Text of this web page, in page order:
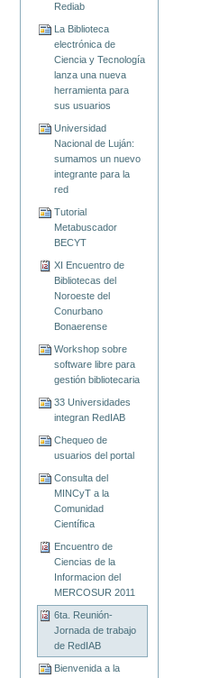
Rediab
La Biblioteca
electrónica de
Ciencia y Tecnología
lanza una nueva
herramienta para
sus usuarios
Universidad
Nacional de Luján:
sumamos un nuevo
integrante para la
red
Tutorial
Metabuscador
BECYT
XI Encuentro de
Bibliotecas del
Noroeste del
Conurbano
Bonaerense
Workshop sobre
software libre para
gestión bibliotecaria
33 Universidades
integran RedIAB
Chequeo de
usuarios del portal
Consulta del
MINCyT a la
Comunidad
Científica
Encuentro de
Ciencias de la
Informacion del
MERCOSUR 2011
6ta. Reunión-
Jornada de trabajo
de RedIAB
Bienvenida a la